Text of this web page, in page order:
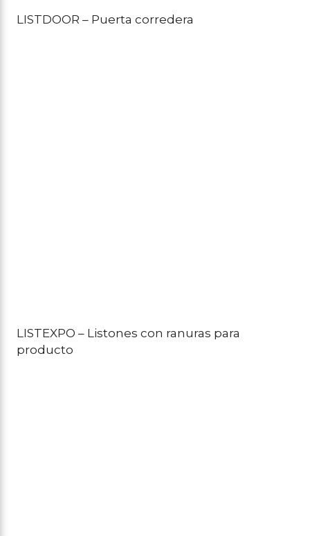
LISTDOOR – Puerta corredera
LISTEXPO – Listones con ranuras para
producto